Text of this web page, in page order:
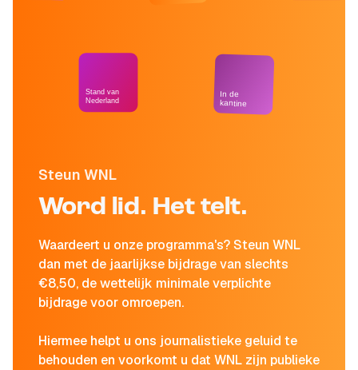
Steun WNL
Word lid. Het telt.
Waardeert u onze programma's? Steun WNL
dan met de jaarlijkse bijdrage van slechts
€8,50, de wettelijk minimale verplichte
bijdrage voor omroepen.
Hiermee helpt u ons journalistieke geluid te
behouden en voorkomt u dat WNL zijn publieke
Stand van
Nederland
In de
kantine